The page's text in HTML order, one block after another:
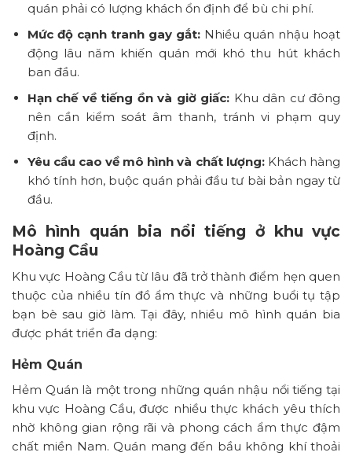
quán phải có lượng khách ổn định để bù chi phí.
Mức độ cạnh tranh gay gắt: Nhiều quán nhậu hoạt
động lâu năm khiến quán mới khó thu hút khách
ban đầu.
Hạn chế về tiếng ồn và giờ giấc: Khu dân cư đông
nên cần kiểm soát âm thanh, tránh vi phạm quy
định.
Yêu cầu cao về mô hình và chất lượng:Khách hàng
khó tính hơn, buộc quán phải đầu tư bài bản ngay từ
đầu.
Mô hình quán bia nổi tiếng ở khu vực
Hoàng Cầu
Khu vực Hoàng Cầu từ lâu đã trở thành điểm hẹn quen
thuộc của nhiều tín đồ ẩm thực và những buổi tụ tập
bạn bè sau giờ làm. Tại đây, nhiều mô hình quán bia
được phát triển đa dạng:
Hẻm Quán
Hẻm Quán là một trong những quán nhậu nổi tiếng tại
khu vực Hoàng Cầu, được nhiều thực khách yêu thích
nhờ không gian rộng rãi và phong cách ẩm thực đậm
chất miền Nam. Quán mang đến bầu không khí thoải